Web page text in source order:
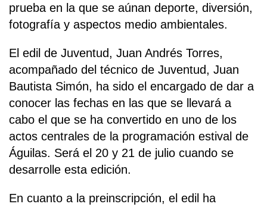
prueba en la que se aúnan deporte, diversión,
fotografía y aspectos medio ambientales.
El edil de Juventud, Juan Andrés Torres,
acompañado del técnico de Juventud, Juan
Bautista Simón, ha sido el encargado de dar a
conocer las fechas en las que se llevará a
cabo el que se ha convertido en uno de los
actos centrales de la programación estival de
Águilas. Será el 20 y 21 de julio cuando se
desarrolle esta edición.
En cuanto a la preinscripción, el edil ha